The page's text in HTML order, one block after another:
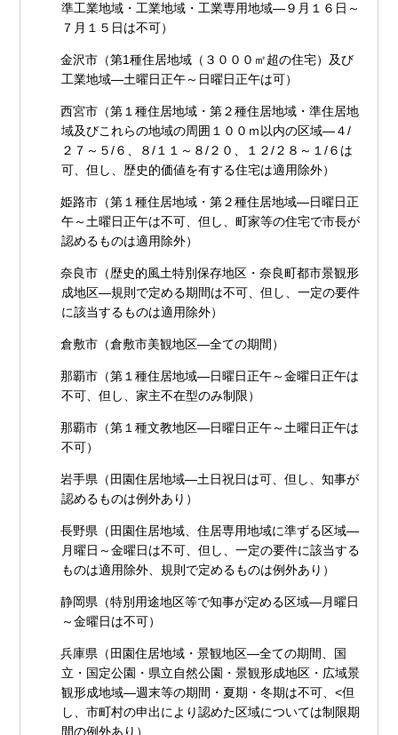
準工業地域・工業地域・工業専用地域―９月１６日～
７月１５日は不可）
金沢市（第1種住居地域（３０００㎡超の住宅）及び
工業地域―土曜日正午～日曜日正午は可）
西宮市（第１種住居地域・第２種住居地域・準住居地
域及びこれらの地域の周囲１００ｍ以内の区域―４/
２７～５/６、８/１１～８/２０、１２/２８～１/６は
可、但し、歴史的価値を有する住宅は適用除外）
姫路市（第１種住居地域・第２種住居地域―日曜日正
午～土曜日正午は不可、但し、町家等の住宅で市長が
認めるものは適用除外）
奈良市（歴史的風土特別保存地区・奈良町都市景観形
成地区―規則で定める期間は不可、但し、一定の要件
に該当するものは適用除外）
倉敷市（倉敷市美観地区―全ての期間）
那覇市（第１種住居地域―日曜日正午～金曜日正午は
不可、但し、家主不在型のみ制限）
那覇市（第１種文教地区―日曜日正午～土曜日正午は
不可）
岩手県（田園住居地域―土日祝日は可、但し、知事が
認めるものは例外あり）
長野県（田園住居地域、住居専用地域に準ずる区域―
月曜日～金曜日は不可、但し、一定の要件に該当する
ものは適用除外、規則で定めるものは例外あり）
静岡県（特別用途地区等で知事が定める区域―月曜日
～金曜日は不可）
兵庫県（田園住居地域・景観地区―全ての期間、国
立・国定公園・県立自然公園・景観形成地区・広域景
観形成地域―週末等の期間・夏期・冬期は不可、<但
し、市町村の申出により認めた区域については制限期
間の例外あり）